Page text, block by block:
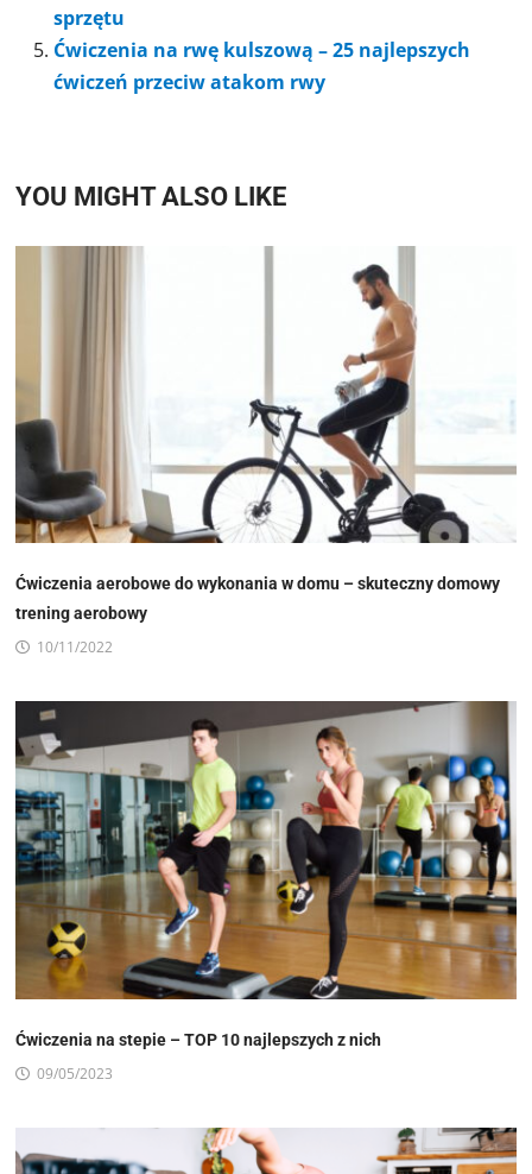
sprzętu
Ćwiczenia na rwę kulszową – 25 najlepszych
ćwiczeń przeciw atakom rwy
YOU MIGHT ALSO LIKE
Ćwiczenia aerobowe do wykonania w domu – skuteczny domowy
trening aerobowy
10/11/2022
Ćwiczenia na stepie – TOP 10 najlepszych z nich
09/05/2023